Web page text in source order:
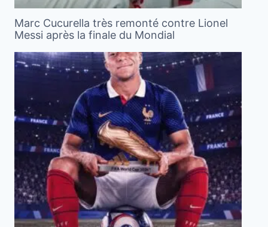
Marc Cucurella très remonté contre Lionel
Messi après la finale du Mondial